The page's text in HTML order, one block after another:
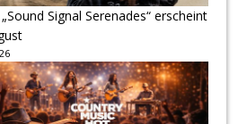
Signal Serenades“ erscheint